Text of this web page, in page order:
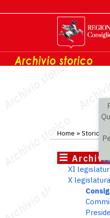
Home » Storico
XI
X legislatura